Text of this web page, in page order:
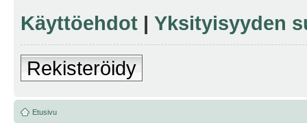
Käyttöehdot | Yksityisyyden
Rekisteröidy
Etusivu